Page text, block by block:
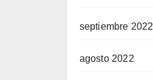
septiembre 2022
agosto 2022